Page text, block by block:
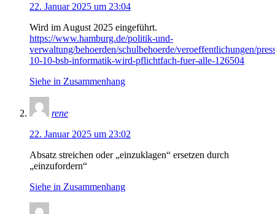
22. Januar 2025 um 23:04
Wird im August 2025 eingeführt.
https://www.hamburg.de/politik-und-
verwaltung/behoerden/schulbehoerde/veroeffentlichungen/
10-10-bsb-informatik-wird-pflichtfach-fuer-alle-126504
Siehe in Zusammenhang
rene
22. Januar 2025 um 23:02
Absatz streichen oder „einzuklagen“ ersetzen durch
„einzufordern“
Siehe in Zusammenhang